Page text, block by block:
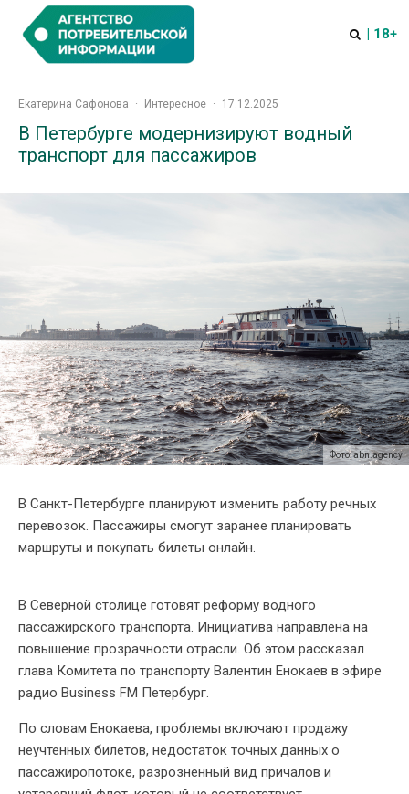
| 18+
Екатерина Сафонова · Интересное · 17.12.2025
В Петербурге модернизируют водный
транспорт для пассажиров
Фото: abn.agency
В Санкт-Петербурге планируют изменить работу речных
перевозок. Пассажиры смогут заранее планировать
маршруты и покупать билеты онлайн.
В Северной столице готовят реформу водного
пассажирского транспорта. Инициатива направлена на
повышение прозрачности отрасли. Об этом рассказал
глава Комитета по транспорту Валентин Енокаев в эфире
радио Business FM Петербург.
По словам Енокаева, проблемы включают продажу
неучтенных билетов, недостаток точных данных о
пассажиропотоке, разрозненный вид причалов и